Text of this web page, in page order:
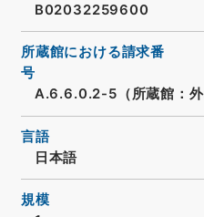
B02032259600
所蔵館における請求番
号
A.6.6.0.2-5（所蔵館：外
言語
日本語
規模